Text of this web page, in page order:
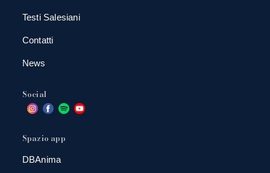
Testi Salesiani
Contatti
News
Social
Spazio app
DBAnima